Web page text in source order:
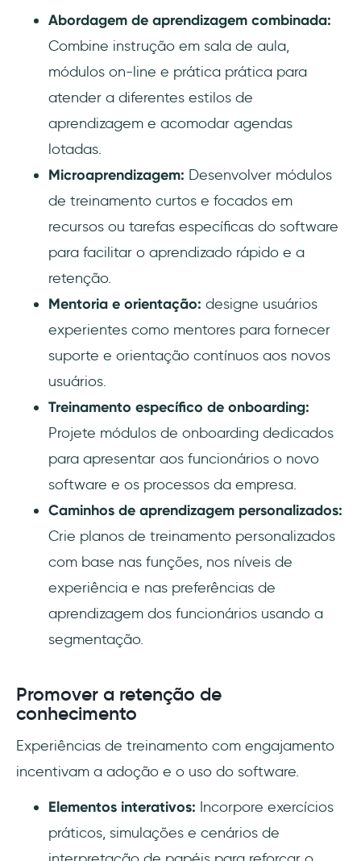
Abordagem de aprendizagem combinada:
Combine instrução em sala de aula,
módulos on-line e prática prática para
atender a diferentes estilos de
aprendizagem e acomodar agendas
lotadas.
Microaprendizagem: Desenvolver módulos
de treinamento curtos e focados em
recursos ou tarefas específicas do software
para facilitar o aprendizado rápido e a
retenção.
Mentoria e orientação: designe usuários
experientes como mentores para fornecer
suporte e orientação contínuos aos novos
usuários.
Treinamento específico de onboarding:
Projete módulos de onboarding dedicados
para apresentar aos funcionários o novo
software e os processos da empresa.
Caminhos de aprendizagem personalizados:
Crie planos de treinamento personalizados
com base nas funções, nos níveis de
experiência e nas preferências de
aprendizagem dos funcionários usando a
segmentação.
Promover a retenção de
conhecimento
Experiências de treinamento com engajamento
incentivam a adoção e o uso do software.
Elementos interativos: Incorpore exercícios
práticos, simulações e cenários de